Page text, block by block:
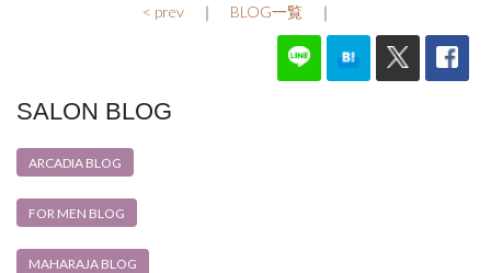
< prev ｜ BLOG一覧 ｜
SALON BLOG
ARCADIA BLOG
FOR MEN BLOG
MAHARAJA BLOG